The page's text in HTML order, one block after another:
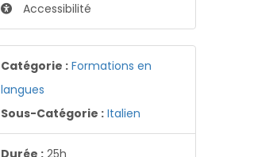
Accessibilité
Catégorie : Formations en
langues
Sous-Catégorie : Italien
Durée :25h